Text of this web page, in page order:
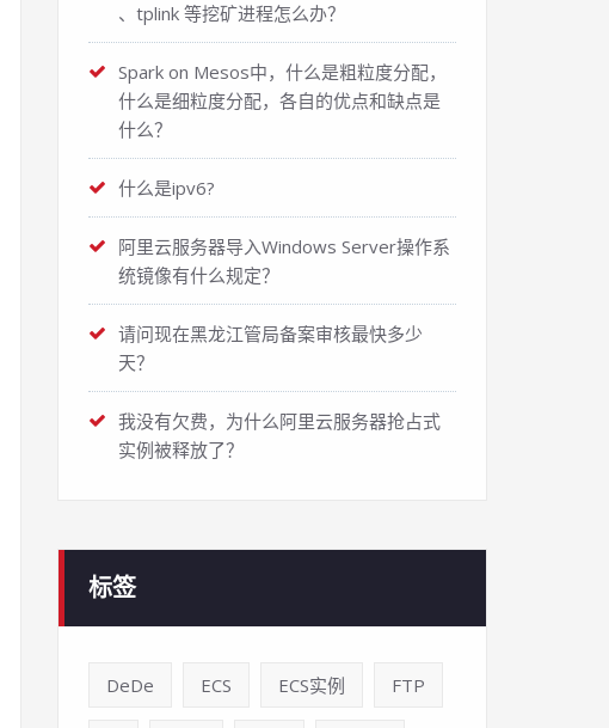
、tplink 等挖矿进程怎么办？
Spark on Mesos中，什么是粗粒度分配，
什么是细粒度分配，各自的优点和缺点是
什么？
什么是ipv6?
阿里云服务器导入Windows Server操作系
统镜像有什么规定？
请问现在黑龙江管局备案审核最快多少
天？
我没有欠费，为什么阿里云服务器抢占式
实例被释放了？
标签
DeDe ECS ECS实例 FTP